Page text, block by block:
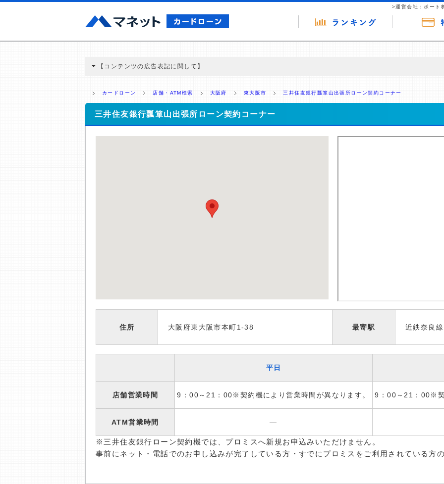
>運営会社：ポート
【コンテンツの広告表記に関して】
ミ収集などに基づき、公平性を担保した情報提供を行っています。
>提携企業一覧
カードローン 店舗・ATM検索 大阪府 東大阪市 三井住友銀行瓢箪山出張所ローン契約コーナー
三井住友銀行瓢箪山出張所ローン契約コーナー
住所 大阪府東大阪市本町1-38 最寄駅 近鉄奈良
平日
店舗営業時間 9：00～21：00※契約機により営業時間が異なります。 9：00～21：00※
ATM営業時間 ―
※三井住友銀行ローン契約機では、プロミスへ新規お申込みいただけません。
事前にネット・電話でのお申し込みが完了している方・すでにプロミスをご利用されている方